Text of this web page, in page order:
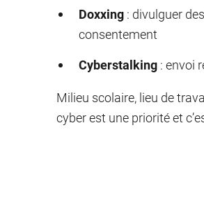
Doxxing : divulguer
consentement
Cyberstalking : envoi
Milieu scolaire, lieu de
cyber est une priorité et